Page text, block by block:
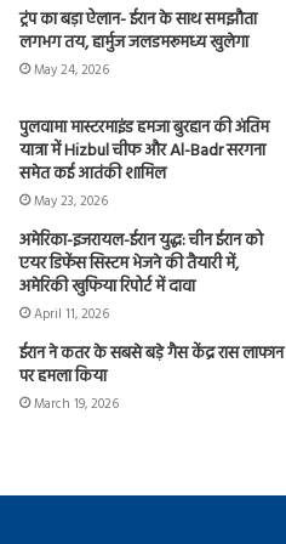
ट्रंप का बड़ा ऐलान- ईरान के साथ समझौता
लगभग तय, हार्मुज जलडमरूमध्य खुलेगा
May 24, 2026
पुलवामा मास्टरमाइंड हमजा बुरहान की अंतिम
यात्रा में Hizbul चीफ और Al-Badr सरगना
समेत कई आतंकी शामिल
May 23, 2026
अमेरिका-इजरायल-ईरान युद्ध: चीन ईरान को
एयर डिफेंस सिस्टम भेजने की तैयारी में,
अमेरिकी खुफिया रिपोर्ट में दावा
April 11, 2026
ईरान ने कतर के सबसे बड़े गैस केंद्र रास लाफान
पर हमला किया
March 19, 2026